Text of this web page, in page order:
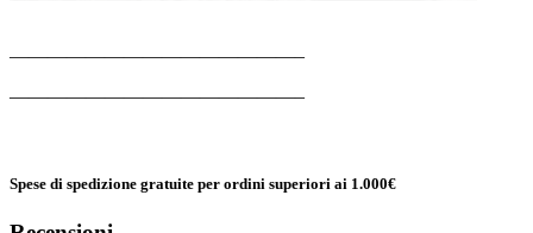
———————————————–
———————————————–
Spese di spedizione gratuite per ordini superiori ai 1.000€